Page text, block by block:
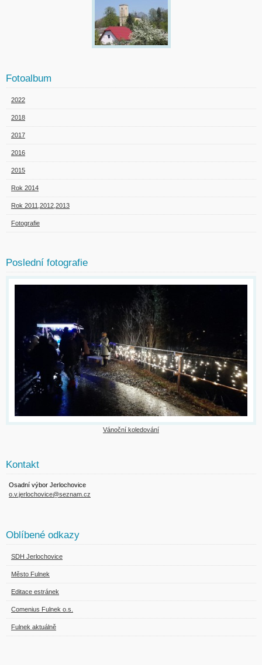
Fotoalbum
2022
2018
2017
2016
2015
Rok 2014
Rok 2011,2012,2013
Fotografie
Poslední fotografie
Vánoční koledování
Kontakt
Osadní výbor Jerlochovice
o.v.jerlochovice@seznam.cz
Oblíbené odkazy
SDH Jerlochovice
Město Fulnek
Editace estránek
Comenius Fulnek o.s.
Fulnek aktuálně